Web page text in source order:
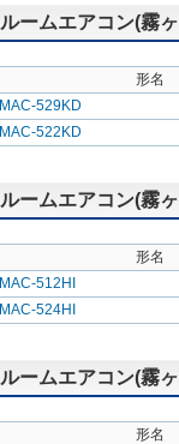
ルームエアコン(霧
形名
MAC-529KD
MAC-522KD
ルームエアコン(霧
形名
MAC-512HI
MAC-524HI
ルームエアコン(霧
形名